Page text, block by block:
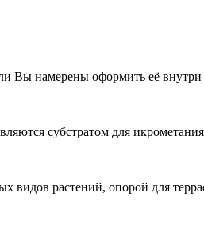
Вы намерены оформить её
субстратом для
видов растений, опорой для